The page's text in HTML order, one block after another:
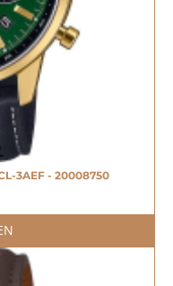
3AEF - 20008750